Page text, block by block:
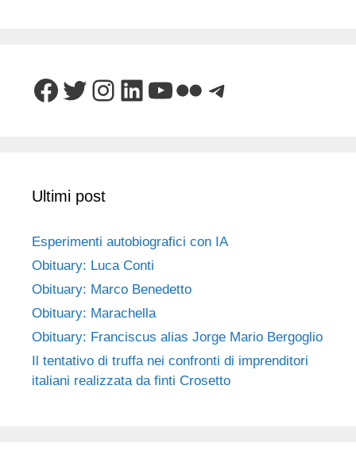
Facebook
Twitter
Instagram
LinkedIn
YouTube
FlickrTelegram
Ultimi post
Esperimenti autobiografici con IA
Obituary: Luca Conti
Obituary: Marco Benedetto
Obituary: Marachella
Obituary: Franciscus alias Jorge Mario Bergoglio
Il tentativo di truffa nei confronti di imprenditori
italiani realizzata da finti Crosetto